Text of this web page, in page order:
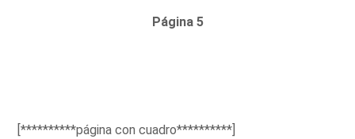
Página 5
[**********página con cuadro**********]